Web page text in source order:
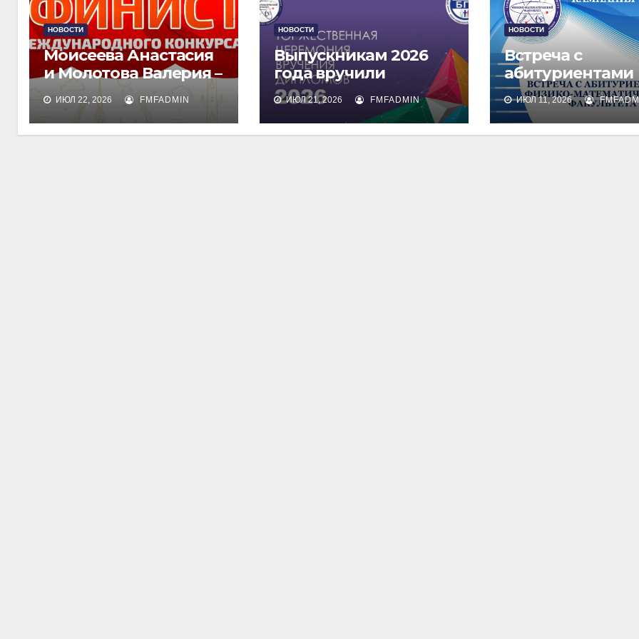
НОВОСТИ
Моисеева Анастасия
и Молотова Валерия –
лауреаты
международного
конкурса талантов
ИЮЛ 22, 2026 FMFADMIN
НОВОСТИ
Выпускникам 2026
года вручили
дипломы о высшем
образовании
ИЮЛ 21, 2026 FMFADMIN
НОВОСТИ
Встреча с
абитуриентами
физико-
факультета и их
ИЮЛ 11, 2026